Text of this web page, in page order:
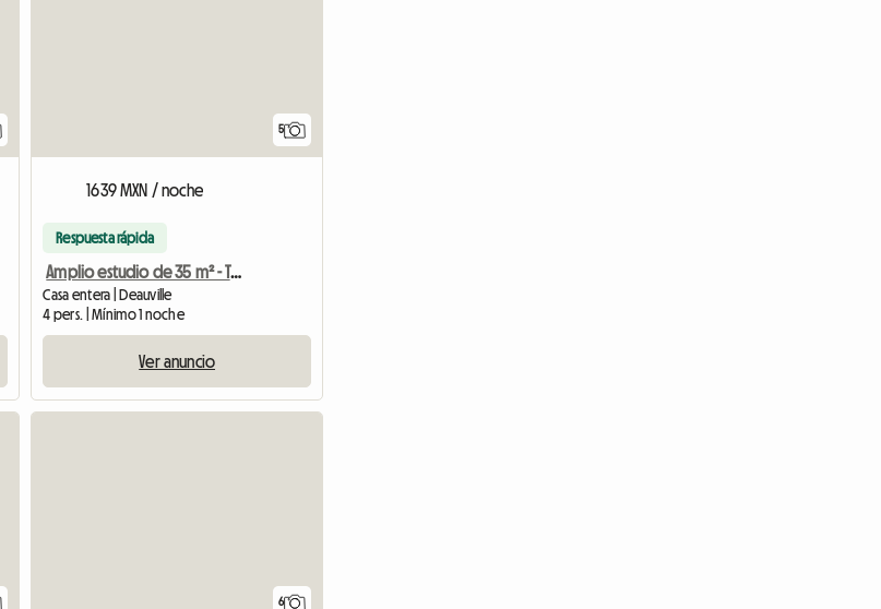
5
1639 MXN / noche
Respuesta rápida
Amplio estudio de 35 m² - Todas las comodidades
Casa entera | Deauville
4 pers. | Mínimo 1 noche
Ver anuncio
6